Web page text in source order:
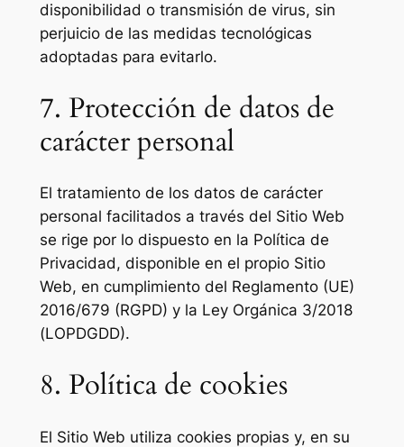
disponibilidad o transmisión de virus, sin
perjuicio de las medidas tecnológicas
adoptadas para evitarlo.
7. Protección de datos de
carácter personal
El tratamiento de los datos de carácter
personal facilitados a través del Sitio Web
se rige por lo dispuesto en la Política de
Privacidad, disponible en el propio Sitio
Web, en cumplimiento del Reglamento (UE)
2016/679 (RGPD) y la Ley Orgánica 3/2018
(LOPDGDD).
8. Política de cookies
El Sitio Web utiliza cookies propias y, en su